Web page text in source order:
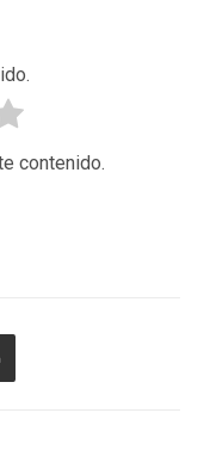
contenido.